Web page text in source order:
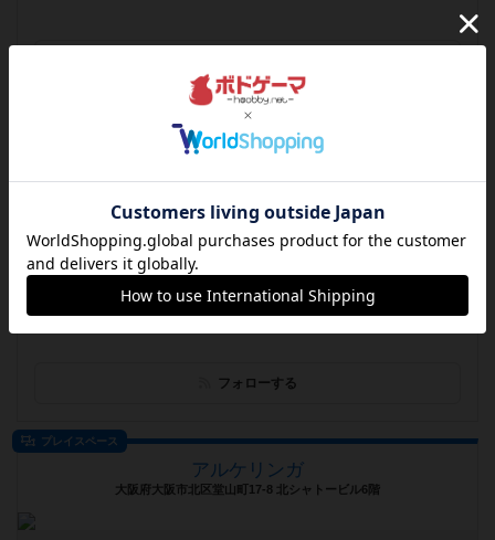
BRETT BURG
遊べるボードゲーム 601個
一人で行っても遊べる!?駒になった女の子が待つボードゲームのお城。
500種類以上のボードゲームを用意してます。 新宿歌舞伎町のボドゲ...
フォローする
プレイスペース
アルケリンガ
大阪府大阪市北区堂山町17-8 北シャトービル6階